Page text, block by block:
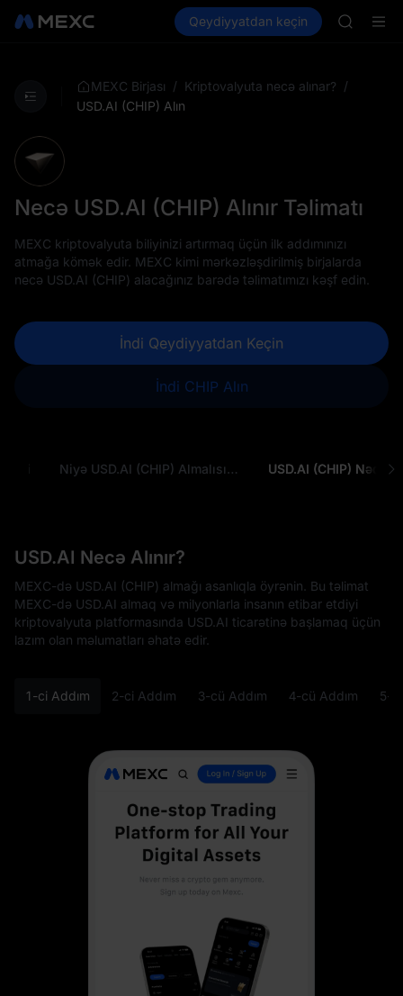
Bazarlar Spot Futures PLTR
Qeydiyyatdan keçin
HEI
MEXC Birjası / Kriptovalyuta necə alınar? /
USD.AI (CHIP) Alın
Necə USD.AI (CHIP) Alınır Təlimatı
MEXC kriptovalyuta biliyinizi artırmaq üçün ilk addımınızı
atmağa kömək edir. MEXC kimi mərkəzləşdirilmiş birjalarda
necə USD.AI (CHIP) alacağınız barədə təlimatımızı kəşf edin.
İndi Qeydiyyatdan Keçin
İndi CHIP Alın
Niyə USD.AI (CHIP) Almalısınız? USD.AI (CHIP) Nədir
USD.AI Necə Alınır?
MEXC-də USD.AI (CHIP) almağı asanlıqla öyrənin. Bu təlimat
MEXC-də USD.AI almaq və milyonlarla insanın etibar etdiyi
kriptovalyuta platformasında USD.AI ticarətinə başlamaq üçün
lazım olan məlumatları əhatə edir.
1-ci Addım 2-ci Addım 3-cü Addım 4-cü Addım 5-